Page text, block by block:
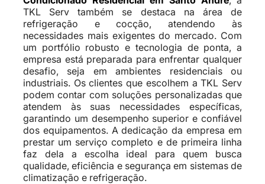
TKL Serv também se destaca na área de
refrigeração e cocção, atendendo às
necessidades mais exigentes do mercado. Com
um portfólio robusto e tecnologia de ponta, a
empresa está preparada para enfrentar qualquer
desafio, seja em ambientes residenciais ou
industriais. Os clientes que escolhem a TKL Serv
podem contar com soluções personalizadas que
atendem às suas necessidades específicas,
garantindo um desempenho superior e confiável
dos equipamentos. A dedicação da empresa em
prestar um serviço completo e de primeira linha
faz dela a escolha ideal para quem busca
qualidade, eficiência e segurança em sistemas de
climatização e refrigeração.